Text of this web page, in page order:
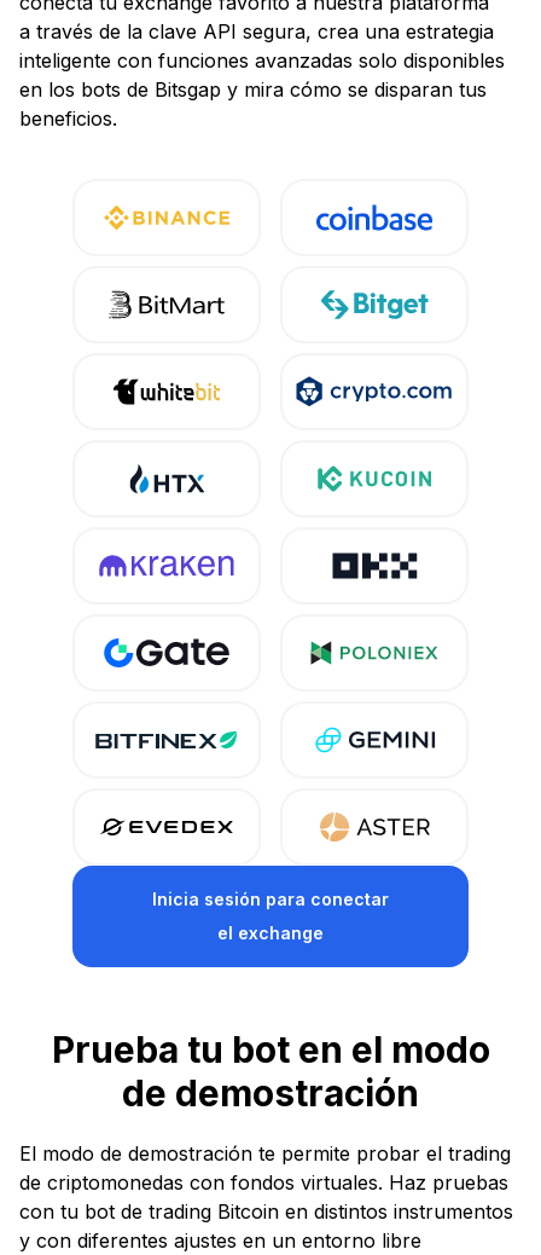
a través de la clave API segura, crea una estrategia
inteligente con funciones avanzadas solo disponibles
en los bots de Bitsgap y mira cómo se disparan tus
beneficios.
Inicia sesión para conectar
el exchange
Prueba tu bot en el modo
de demostración
El modo de demostración te permite probar el trading
de criptomonedas con fondos virtuales. Haz pruebas
con tu bot de trading Bitcoin en distintos instrumentos
y con diferentes ajustes en un entorno libre